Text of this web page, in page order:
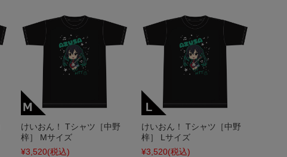
けいおん！ Tシャツ［中野
梓］ Mサイズ
¥3,520(税込)
けいおん！ Tシャツ［中野
梓］ Lサイズ
¥3,520(税込)